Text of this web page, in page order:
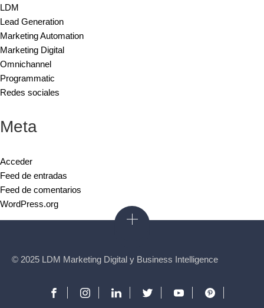
LDM
Lead Generation
Marketing Automation
Marketing Digital
Omnichannel
Programmatic
Redes sociales
Meta
Acceder
Feed de entradas
Feed de comentarios
WordPress.org
© 2025 LDM Marketing Digital y Business Intelligence